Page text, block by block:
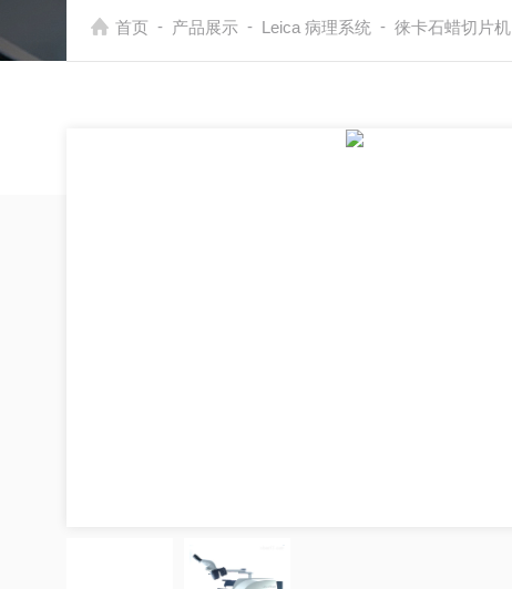
首页 - 产品展示 - Leica 病理系统 - 徕卡石蜡切片机